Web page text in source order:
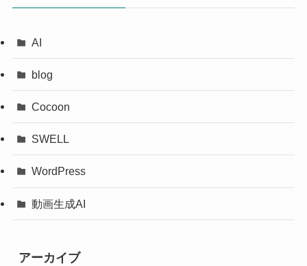
AI
blog
Cocoon
SWELL
WordPress
動画生成AI
アーカイブ